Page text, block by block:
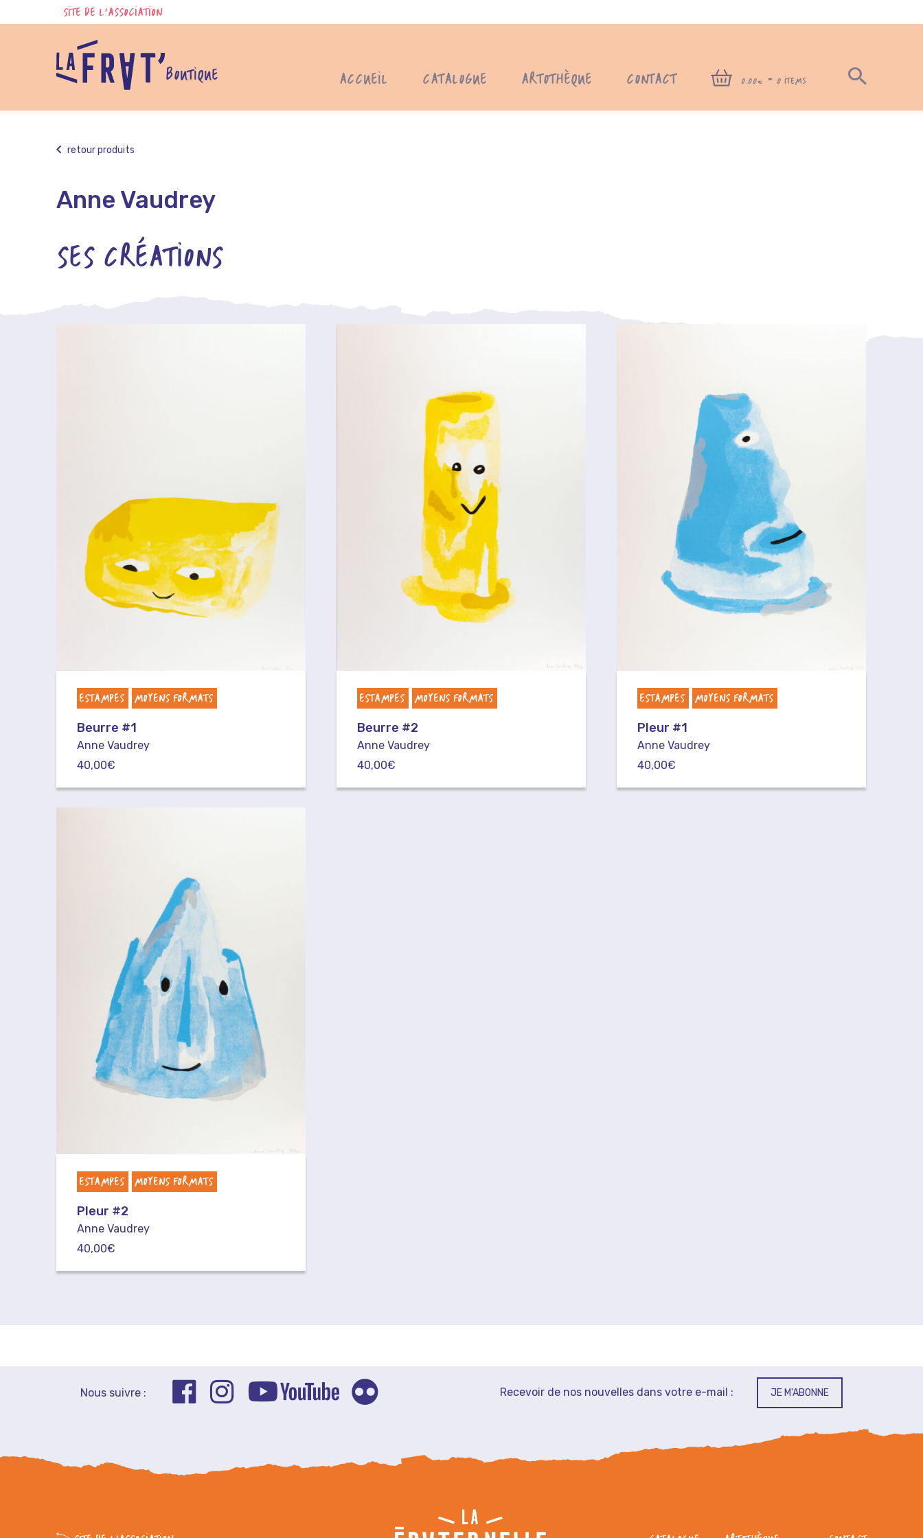
to
SITE DE L'ASSOCIATION
BOUTIQUE ACCUEIL CATALOGUE ARTOTHÈQUE CONTACT 0,00€ - 0 ITEMS
retour produits
Anne Vaudrey
SES CRÉATIONS
ESTAMPES MOYENS FORMATS
Beurre #1
Anne Vaudrey
40,00€
ESTAMPES MOYENS FORMATS
Beurre #2
Anne Vaudrey
40,00€
ESTAMPES MOYENS FORMATS
Pleur #1
Anne Vaudrey
40,00€
ESTAMPES MOYENS FORMATS
Pleur #2
Anne Vaudrey
40,00€
Nous suivre : Recevoir de nos nouvelles dans votre e-mail : JE M'ABONNE